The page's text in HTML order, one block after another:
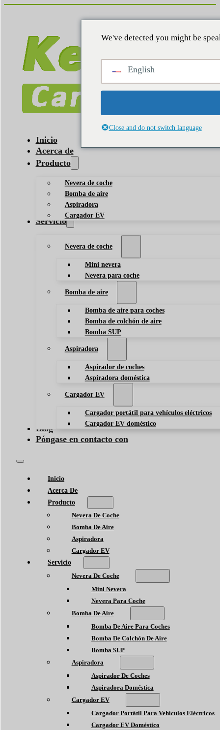
Inicio
Acerca de
Producto
Nevera de coche
Bomba de aire
Aspiradora
Cargador EV
Servicio
Nevera de coche
Mini nevera
Nevera para coche
Bomba de aire
Bomba de aire para coches
Bomba de colchón de aire
Bomba SUP
Aspiradora
Aspirador de coches
Aspiradora doméstica
Cargador EV
Cargador portátil para vehículos eléctricos
Cargador EV doméstico
Blog
Póngase en contacto con
Inicio
Acerca De
Producto
Nevera De Coche
Bomba De Aire
Aspiradora
Cargador EV
Servicio
Nevera De Coche
Mini Nevera
Nevera Para Coche
Bomba De Aire
Bomba De Aire Para Coches
Bomba De Colchón De Aire
Bomba SUP
Aspiradora
Aspirador De Coches
Aspiradora Doméstica
Cargador EV
Cargador Portátil Para Vehículos Eléctricos
Cargador EV Doméstico
We've detected you might be
English
Close and do not switch language